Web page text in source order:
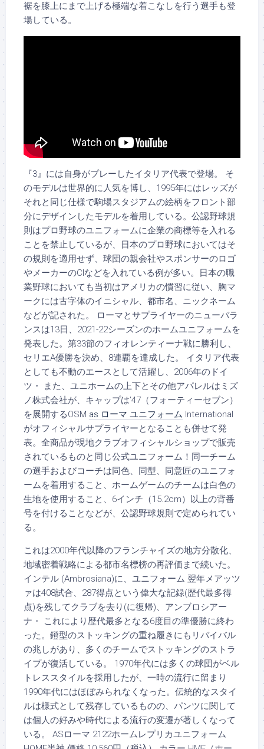
裾を膝上にまで上げる極端な着こなしを行う選手も登
場している。
『3』には自身がプレーしたイタリア代表で登場。 そ
のモデルは世界的に人気を博し、1995年にはレッズが
それと同じ仕様で駒場スタジアムの絵柄をフロント部
分にデザインしたモデルを着用している。公認野球規
則はプロ野球のユニフォームに企業の商標等を入れる
ことを禁止しているが、日本のプロ野球においてはそ
の規則を適用せず、球団の親会社やスポンサーのロゴ
やメーカーのCIなどを入れている例が多い。日本の職
業野球においても当初はアメリカの慣習に従い、胸マ
ークには古字体のイニシャル、都市名、ニックネーム
などが記された。 ローマとサプライヤーのニューバラ
ンスは13日、2021-22シーズンのホームユニフォームを
発表した。第33節のフィオレンティーナ戦に勝利し、
セリエA優勝を決め、8連覇を達成した。 イタリア代表
としても不動のエースとして活躍し、2006年のドイ
ツ・ また、ユニホームの上下とその他アパレルはミズ
ノ株式会社が、キャップは’47（フォーティーセブン）
を展開するOSM as ローマ ユニフォーム International
がオフィシャルサプライヤーとなることも併せて発
表。全商品が現地クラブオフィシャルショップで販売
されているものと同じ公式ユニフォーム！同一チーム
の選手およびコーチは同色、同型、同意匠のユニフォ
ームを着用すること、ホームゲームのチームは白色の
生地を使用すること、6インチ（15.2cm）以上の背番
号を付けることなどが、公認野球規則で定められてい
る。
これは2000年代以降のフランチャイズの地方分散化、
地域密着戦略による都市名標榜の再評価まで続いた。
インテル (Ambrosiana)に、ユニフォーム 翌年メアッツ
ァは408試合、287得点という偉大な記録(歴代最多得
点)を残してクラブを去り(に復帰)、アンブロシアー
ナ・ これにより歴代最多となる6度目の準優勝に終わ
った。鐙型のストッキングの重ね履きにもリバイバル
の兆しがあり、多くのチームでストッキングのストラ
イプが復活している。 1970年代には多くの球団がベル
トレススタイルを採用したが、一時の流行に留まり
1990年代にはほぼみられなくなった。伝統的なスタイ
ルは様式として残存しているものの、パンツに関して
は個人の好みや時代による流行の変遷が著しくなって
いる。 ASローマ 2122ホームレプリカユニフォーム